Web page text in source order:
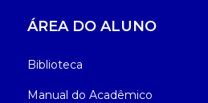
ÁREA DO ALUNO
Biblioteca
Manual do Acadêmico